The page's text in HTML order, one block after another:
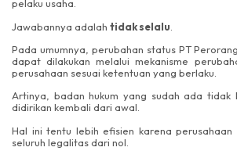
pelaku usaha.
Jawabannya adalah tidak selalu
Pada umumnya, perubahan status PT
dapat dilakukan melalui mekanisme
perusahaan sesuai ketentuan yang berlaku.
Artinya, badan hukum yang sudah ada tidak
didirikan kembali dari awal.
Hal ini tentu lebih efisien karena perusahaan
seluruh legalitas dari nol.